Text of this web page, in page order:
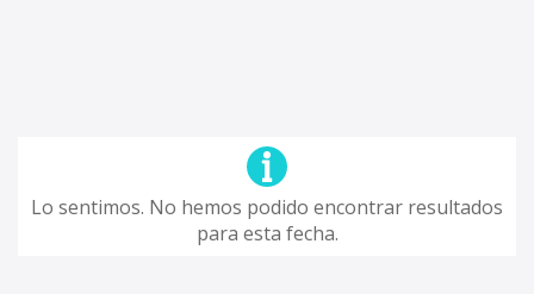
Lo sentimos. No hemos podido encontrar resultados
para esta fecha.